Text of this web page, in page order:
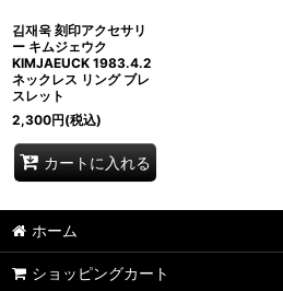
김재욱 刻印アクセサリ
ー キムジェウク
KIMJAEUCK 1983.4.2
ネックレス リング ブレ
スレット
2,300円(税込)
カートに入れる
ホーム
ショッピングカート